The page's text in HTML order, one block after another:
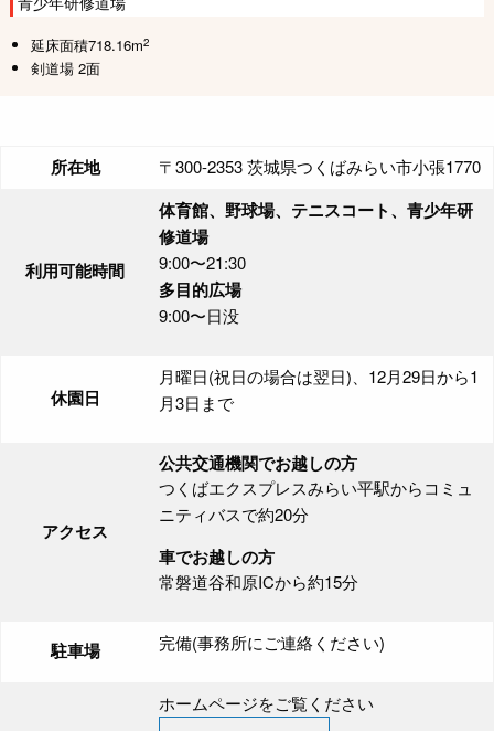
延床面積718.16m2
剣道場 2面
所在地 〒300-2353 茨城県つくばみらい市小張1770
利用可能時間
体育館、野球場、テニスコート、青少年研
修道場
9:00〜21:30
多目的広場
9:00〜日没
休園日
月曜日(祝日の場合は翌日)、12月29日から1
月3日まで
アクセス
公共交通機関でお越しの方
つくばエクスプレスみらい平駅からコミュ
ニティバスで約20分
車でお越しの方
常磐道谷和原ICから約15分
駐車場 完備(事務所にご連絡ください)
ホームページをご覧ください